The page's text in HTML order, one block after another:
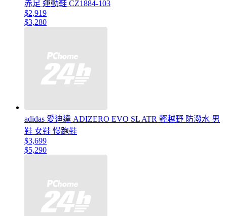
赤足 運動鞋 CZ1884-103
$2,919
$3,280
adidas 愛迪達 ADIZERO EVO SL ATR 輕越野 防潑水 男
鞋 女鞋 慢跑鞋
$3,699
$5,290